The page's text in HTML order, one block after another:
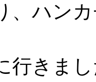
、ハン
行きま